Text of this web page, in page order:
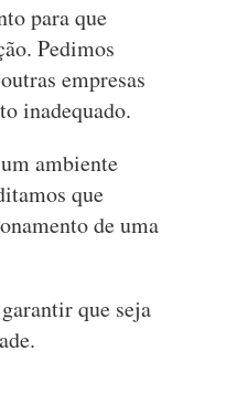
para que
Pedimos
empresas
inadequado.
ambiente
que
de uma
que seja